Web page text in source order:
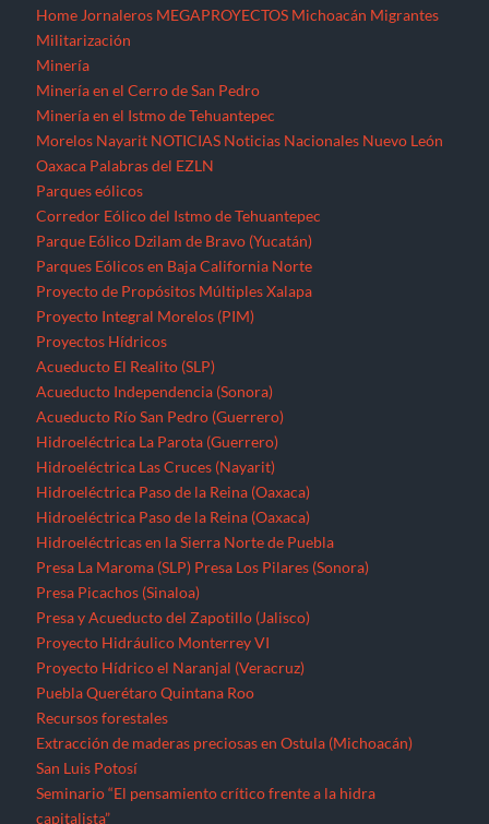
Home Jornaleros MEGAPROYECTOS Michoacán Migrantes
Militarización
Minería
Minería en el Cerro de San Pedro
Minería en el Istmo de Tehuantepec
Morelos Nayarit NOTICIAS Noticias Nacionales Nuevo León
Oaxaca Palabras del EZLN
Parques eólicos
Corredor Eólico del Istmo de Tehuantepec
Parque Eólico Dzilam de Bravo (Yucatán)
Parques Eólicos en Baja California Norte
Proyecto de Propósitos Múltiples Xalapa
Proyecto Integral Morelos (PIM)
Proyectos Hídricos
Acueducto El Realito (SLP)
Acueducto Independencia (Sonora)
Acueducto Río San Pedro (Guerrero)
Hidroeléctrica La Parota (Guerrero)
Hidroeléctrica Las Cruces (Nayarit)
Hidroeléctrica Paso de la Reina (Oaxaca)
Hidroeléctrica Paso de la Reina (Oaxaca)
Hidroeléctricas en la Sierra Norte de Puebla
Presa La Maroma (SLP) Presa Los Pilares (Sonora)
Presa Picachos (Sinaloa)
Presa y Acueducto del Zapotillo (Jalisco)
Proyecto Hidráulico Monterrey VI
Proyecto Hídrico el Naranjal (Veracruz)
Puebla Querétaro Quintana Roo
Recursos forestales
Extracción de maderas preciosas en Ostula (Michoacán)
San Luis Potosí
Seminario “El pensamiento crítico frente a la hidra
capitalista”